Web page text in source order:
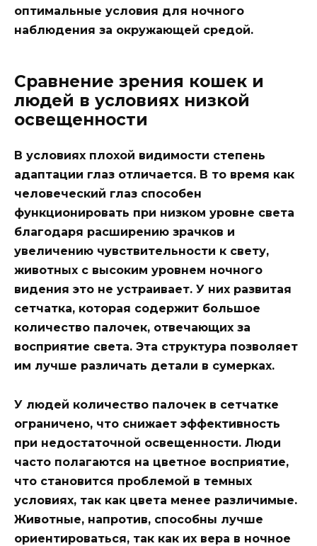
оптимальные условия для ночного
наблюдения за окружающей средой.
Сравнение зрения кошек и
людей в условиях низкой
освещенности
В условиях плохой видимости степень
адаптации глаз отличается. В то время как
человеческий глаз способен
функционировать при низком уровне света
благодаря расширению зрачков и
увеличению чувствительности к свету,
животных с высоким уровнем ночного
видения это не устраивает. У них развитая
сетчатка, которая содержит большое
количество палочек, отвечающих за
восприятие света. Эта структура позволяет
им лучше различать детали в сумерках.
У людей количество палочек в сетчатке
ограничено, что снижает эффективность
при недостаточной освещенности. Люди
часто полагаются на цветное восприятие,
что становится проблемой в темных
условиях, так как цвета менее различимые.
Животные, напротив, способны лучше
ориентироваться, так как их вера в ночное